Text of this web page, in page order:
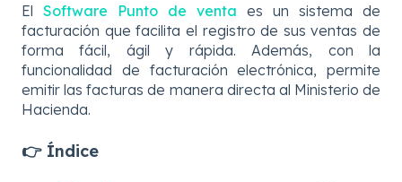
El Software Punto de venta es un sistema de
facturación que facilita el registro de sus ventas de
forma fácil, ágil y rápida. Además, con la
funcionalidad de facturación electrónica, permite
emitir las facturas de manera directa al Ministerio de
Hacienda.
👉 Índice